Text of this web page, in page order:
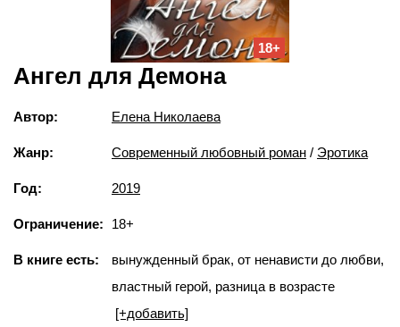
18+
Ангел для Демона
Автор: Елена Николаева
Жанр: Современный любовный роман / Эротика
Год: 2019
Ограничение: 18+
В книге есть:
вынужденный брак, от ненависти до любви,
властный герой, разница в возрасте
[+добавить]